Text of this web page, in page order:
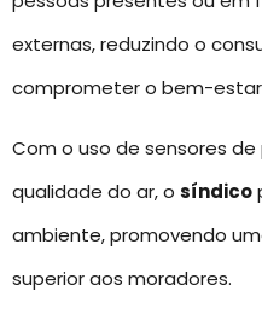
externas, reduzindo o
comprometer o bem-
Com o uso de sensores
qualidade do ar, o síndico
ambiente, promovendo
superior aos moradores.